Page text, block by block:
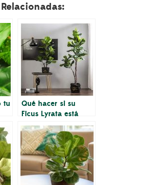
tu
Qué hacer si su
Ficus Lyrata está
dejando caer hojas